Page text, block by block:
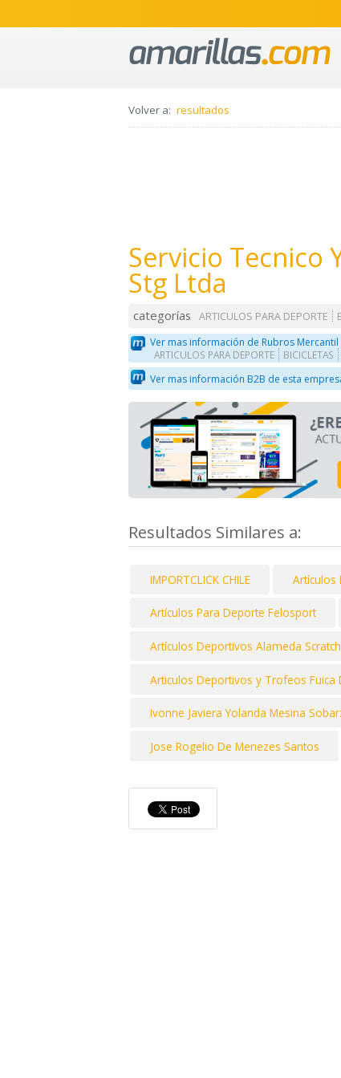
Volver a: resultados
Servicio Tecnico
Stg Ltda
categorías ARTICULOS PARA DEPORTE
Ver mas información de Rubros Mercantil
ARTICULOS PARA DEPORTE BICICLETAS
Ver mas información B2B de esta
Resultados Similares a:
IMPORTCLICK CHILE Artículos
Artículos Para Deporte Felosport
Artículos Deportivos Alameda
Articulos Deportivos y Trofeos Fuica
Ivonne Javiera Yolanda Mesina
Jose Rogelio De Menezes Santos